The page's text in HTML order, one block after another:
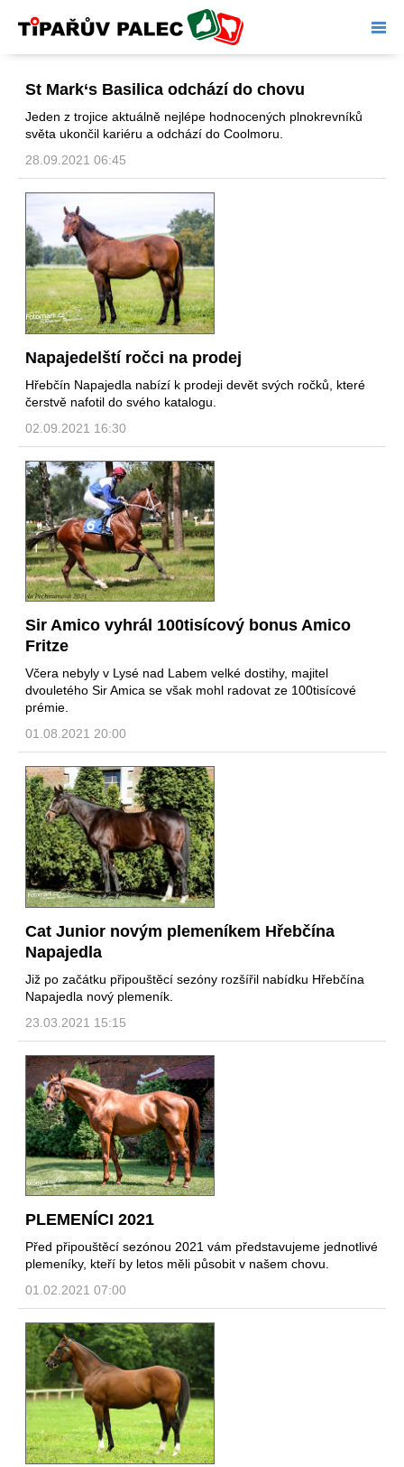
Tipařův palec
St Mark‘s Basilica odchází do chovu
Jeden z trojice aktuálně nejlépe hodnocených plnokrevníků
světa ukončil kariéru a odchází do Coolmoru.
28.09.2021 06:45
Napajedelští ročci na prodej
Hřebčín Napajedla nabízí k prodeji devět svých ročků, které
čerstvě nafotil do svého katalogu.
02.09.2021 16:30
Sir Amico vyhrál 100tisícový bonus Amico
Fritze
Včera nebyly v Lysé nad Labem velké dostihy, majitel
dvouletého Sir Amica se však mohl radovat ze 100tisícové
prémie.
01.08.2021 20:00
Cat Junior novým plemeníkem Hřebčína
Napajedla
Již po začátku připouštěcí sezóny rozšířil nabídku Hřebčína
Napajedla nový plemeník.
23.03.2021 15:15
PLEMENÍCI 2021
Před připouštěcí sezónou 2021 vám představujeme jednotlivé
plemeníky, kteří by letos měli působit v našem chovu.
01.02.2021 07:00